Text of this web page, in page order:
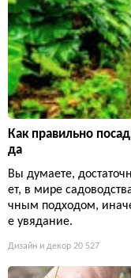
Как правильно
да
Вы думаете,
ет, в мире
чным подходом,
е увядание.
Дизайн и декор 20 527